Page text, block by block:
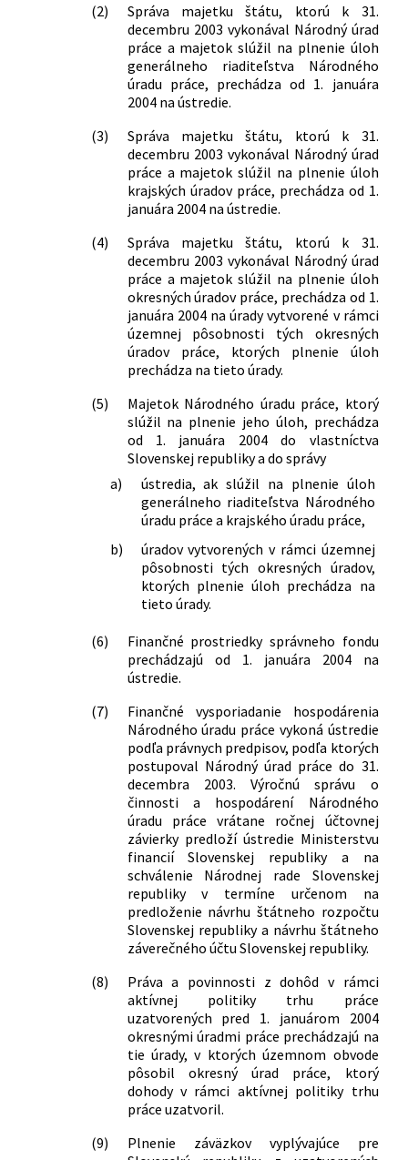
(2)
Správa majetku štátu, ktorú k 31.
decembru 2003 vykonával Národný úrad
práce a majetok slúžil na plnenie úloh
generálneho riaditeľstva Národného
úradu práce, prechádza od 1. januára
2004 na ústredie.
(3)
Správa majetku štátu, ktorú k 31.
decembru 2003 vykonával Národný úrad
práce a majetok slúžil na plnenie úloh
krajských úradov práce, prechádza od 1.
januára 2004 na ústredie.
(4)
Správa majetku štátu, ktorú k 31.
decembru 2003 vykonával Národný úrad
práce a majetok slúžil na plnenie úloh
okresných úradov práce, prechádza od 1.
januára 2004 na úrady vytvorené v rámci
územnej pôsobnosti tých okresných
úradov práce, ktorých plnenie úloh
prechádza na tieto úrady.
(5)
Majetok Národného úradu práce, ktorý
slúžil na plnenie jeho úloh, prechádza
od 1. januára 2004 do vlastníctva
Slovenskej republiky a do správy
a)
ústredia, ak slúžil na plnenie úloh
generálneho riaditeľstva Národného
úradu práce a krajského úradu práce,
b)
úradov vytvorených v rámci územnej
pôsobnosti tých okresných úradov,
ktorých plnenie úloh prechádza na
tieto úrady.
(6)
Finančné prostriedky správneho fondu
prechádzajú od 1. januára 2004 na
ústredie.
(7)
Finančné vysporiadanie hospodárenia
Národného úradu práce vykoná ústredie
podľa právnych predpisov, podľa ktorých
postupoval Národný úrad práce do 31.
decembra 2003. Výročnú správu o
činnosti a hospodárení Národného
úradu práce vrátane ročnej účtovnej
závierky predloží ústredie Ministerstvu
financií Slovenskej republiky a na
schválenie Národnej rade Slovenskej
republiky v termíne určenom na
predloženie návrhu štátneho rozpočtu
Slovenskej republiky a návrhu štátneho
záverečného účtu Slovenskej republiky.
(8)
Práva a povinnosti z dohôd v rámci
aktívnej politiky trhu práce
uzatvorených pred 1. januárom 2004
okresnými úradmi práce prechádzajú na
tie úrady, v ktorých územnom obvode
pôsobil okresný úrad práce, ktorý
dohody v rámci aktívnej politiky trhu
práce uzatvoril.
(9)
Plnenie záväzkov vyplývajúce pre